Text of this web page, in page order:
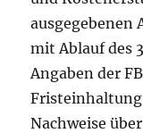
ausgegebenen
mit Ablauf des
Angaben der
Nachweise